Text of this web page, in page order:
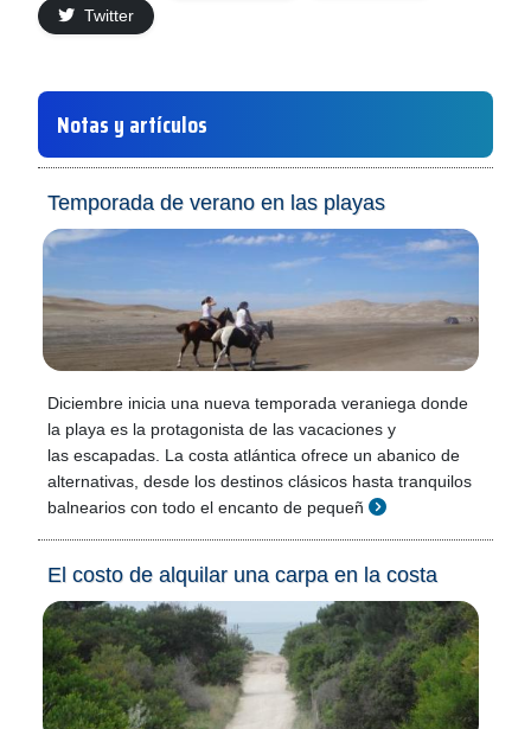
Twitter
Notas y artículos
Temporada de verano en las playas
Diciembre inicia una nueva temporada veraniega donde
la playa es la protagonista de las vacaciones y
las escapadas. La costa atlántica ofrece un abanico de
alternativas, desde los destinos clásicos hasta tranquilos
balnearios con todo el encanto de pequeñ
El costo de alquilar una carpa en la costa